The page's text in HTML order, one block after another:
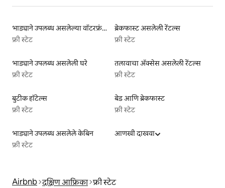
भाड्याने उपलब्ध असलेल्या वॉटरफ्रंट लिस्टिंग्ज
फ्री स्टेट
ब्रेकफास्ट असलेली रेंटल्स
फ्री स्टेट
भाड्याने उपलब्ध असलेली घरे
फ्री स्टेट
तलावाचा ॲक्सेस असलेली रेंटल्स
फ्री स्टेट
बुटीक हॉटेल्स
फ्री स्टेट
बेड आणि ब्रेकफास्ट
फ्री स्टेट
भाड्याने उपलब्ध असलेले केबिन
फ्री स्टेट
आणखी दाखवा
Airbnb दक्षिण आफ्रिका फ्री स्टेट